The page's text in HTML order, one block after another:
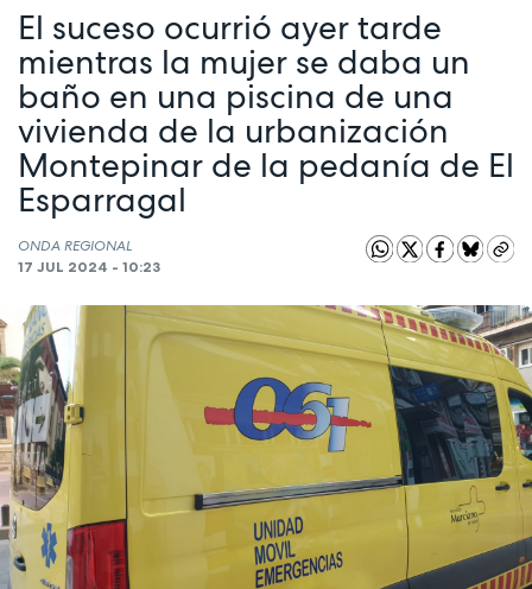
El suceso ocurrió ayer tarde
mientras la mujer se daba un
baño en una piscina de una
vivienda de la urbanización
Montepinar de la pedanía de El
Esparragal
ONDA REGIONAL
17 JUL 2024 - 10:23